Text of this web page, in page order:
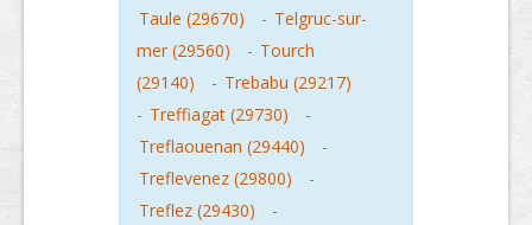
Taule (29670)
- Telgruc-sur-
mer (29560)
- Tourch
(29140)
- Trebabu (29217)
- Treffiagat (29730)
-
Treflaouenan (29440)
-
Treflevenez (29800)
-
Treflez (29430)
-